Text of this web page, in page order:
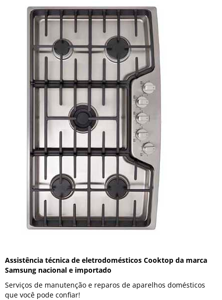
Assistência técnica de eletrodomésticos Cooktop da marca
Samsung nacional e importado
Serviços de manutenção e reparos de aparelhos domésticos
que você pode confiar!